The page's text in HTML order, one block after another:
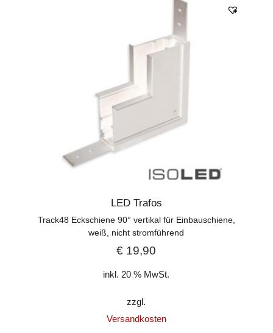
LED Trafos
Track48 Eckschiene 90° vertikal für Einbauschiene,
weiß, nicht stromführend
€ 19,90
inkl. 20 % MwSt.
zzgl.
Versandkosten